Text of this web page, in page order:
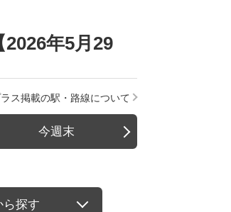
年5月29
ス掲載の駅・路線について
今週末
ら探す